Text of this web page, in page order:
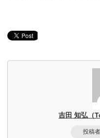
吉田 知弘（
投稿